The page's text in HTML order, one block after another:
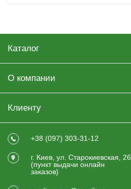
Каталог
О компании
Клиенту
+38 (097) 303-31-12
г. Киев, ул. Старокиевская, 26
(пункт выдачи онлайн
заказов)